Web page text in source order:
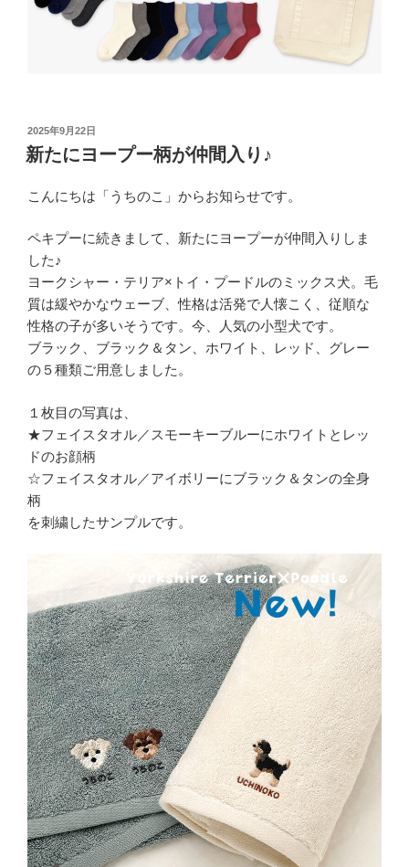
投
稿
日:
2025年9月22日
新たにヨープー柄が仲間入り♪
こんにちは「うちのこ」からお知らせです。
ペキプーに続きまして、新たにヨープーが仲間入りしま
した♪
ヨークシャー・テリア×トイ・プードルのミックス犬。毛
質は緩やかなウェーブ、性格は活発で人懐こく、従順な
性格の子が多いそうです。今、人気の小型犬です。
ブラック、ブラック＆タン、ホワイト、レッド、グレー
の５種類ご用意しました。
１枚目の写真は、
★フェイスタオル／スモーキーブルーにホワイトとレッ
ドのお顔柄
☆フェイスタオル／アイボリーにブラック＆タンの全身
柄
を刺繍したサンプルです。